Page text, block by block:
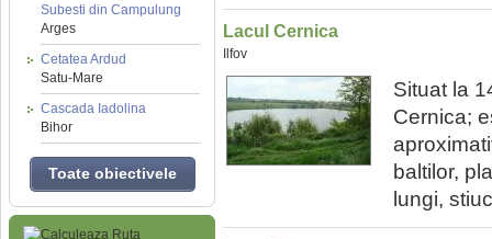
Subesti din Campulung
Arges
Cetatea Ardud
Satu-Mare
Cascada Iadolina
Bihor
Toate obiectivele
Lacul Cernica
Ilfov
Situat la
Cernica;
baltilor,
lungi,